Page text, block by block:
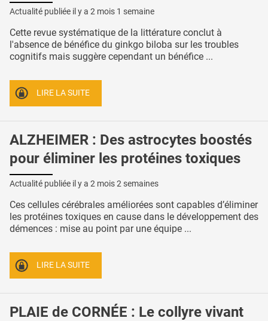
Actualité publiée il y a 2 mois 1 semaine
Cette revue systématique de la littérature conclut à
l'absence de bénéfice du ginkgo biloba sur les troubles
cognitifs mais suggère cependant un bénéfice ...
LIRE LA SUITE
ALZHEIMER : Des astrocytes boostés
pour éliminer les protéines toxiques
Actualité publiée il y a 2 mois 2 semaines
Ces cellules cérébrales améliorées sont capables d’éliminer
les protéines toxiques en cause dans le développement des
démences : mise au point par une équipe ...
LIRE LA SUITE
PLAIE de CORNÉE : Le collyre vivant